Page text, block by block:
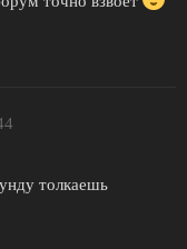
толкаешь